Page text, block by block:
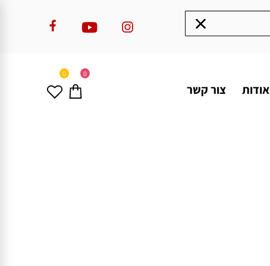
0 0
אודות צור קשר